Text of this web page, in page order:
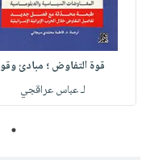
قوة التفاوض ؛ مبادئ وقو
لـ عباس عراقجي
1